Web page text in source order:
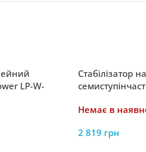
LP-W-
Стабілізатор
Немає в
2 819 грн